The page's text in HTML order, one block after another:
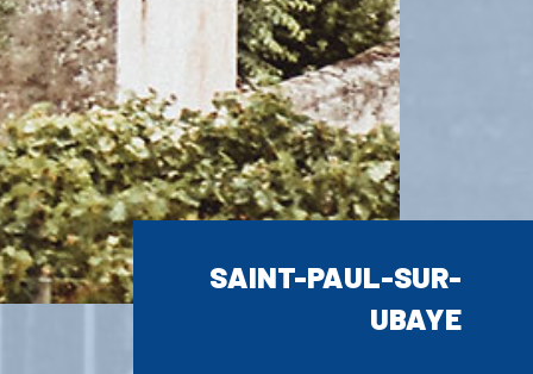
SAINT-PAUL-SUR-
UBAYE